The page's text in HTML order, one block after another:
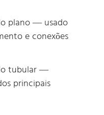
plano — usado
e conexões
tubular —
principais